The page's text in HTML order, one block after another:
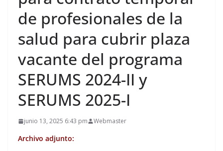
de profesionales de la
salud para cubrir plaza
vacante del programa
SERUMS 2024-II y
SERUMS 2025-I
junio 13, 2025 6:43 pm Webmaster
Archivo adjunto: